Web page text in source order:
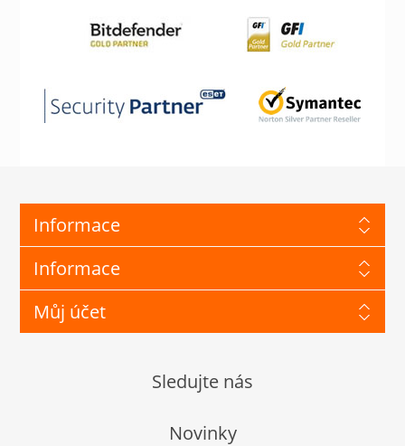
Informace
Informace
Můj účet
Sledujte nás
Novinky